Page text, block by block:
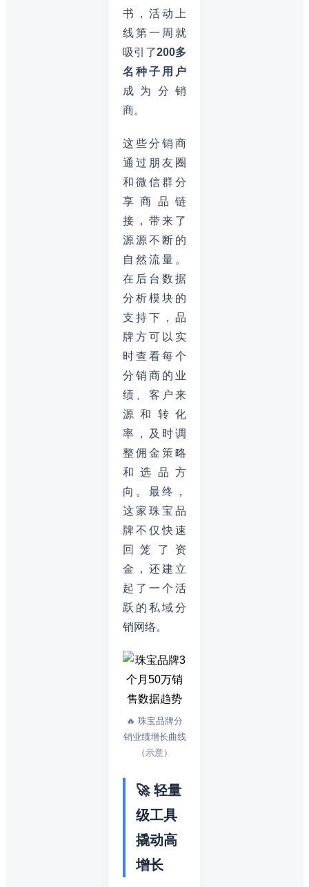
书，活动上
线第一周就
吸引了200多
名种子用户
成为分销
商。
这些分销商
通过朋友圈
和微信群分
享商品链
接，带来了
源源不断的
自然流量。
在后台数据
分析模块的
支持下，品
牌方可以实
时查看每个
分销商的业
绩、客户来
源和转化
率，及时调
整佣金策略
和选品方
向。最终，
这家珠宝品
牌不仅快速
回笼了资
金，还建立
起了一个活
跃的私域分
销网络。
🔥 珠宝品牌分
销业绩增长曲线
（示意）
🚀 轻量
级工具
撬动高
增长